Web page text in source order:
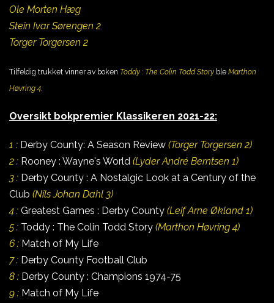
Ole Morten Hæg
Stein Ivar Sørengen 2
Torger Torgersen 2
Tilfeldig trukket vinner av boken Toddy : The Colin Todd Story ble Marthon
Høvring 4.
Oversikt bokpremier Klassikeren 2021-22:
1 : Derby County: A Season Review (Torger Torgersen 2)
2 : Rooney : Wayne's World (Lyder André Berntsen 1)
3 : Derby County : A Nostalgic Look at a Century of the
Club (Nils Johan Dahl 3)
4 : Greatest Games : Derby County (Leif Arne Økland 1)
5 : Toddy : The Colin Todd Story (Marthon Høvring 4)
6 : Match of My Life
7 : Derby County Football Club
8 : Derby County : Champions 1974-75
9 : Match of My Life